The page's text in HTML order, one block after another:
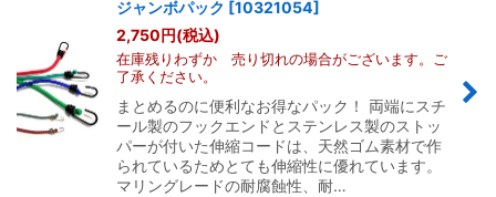
ジャンボパック [10321054]
2,750円(税込)
在庫残りわずか 売り切れの場合がございます。ご
了承ください。
まとめるのに便利なお得なパック！ 両端にスチ
ール製のフックエンドとステンレス製のストッ
パーが付いた伸縮コードは、天然ゴム素材で作
られているためとても伸縮性に優れています。
マリングレードの耐腐蝕性、耐…